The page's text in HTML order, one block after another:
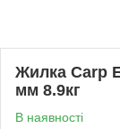
Жилка Carp
мм 8.9кг
В наявності